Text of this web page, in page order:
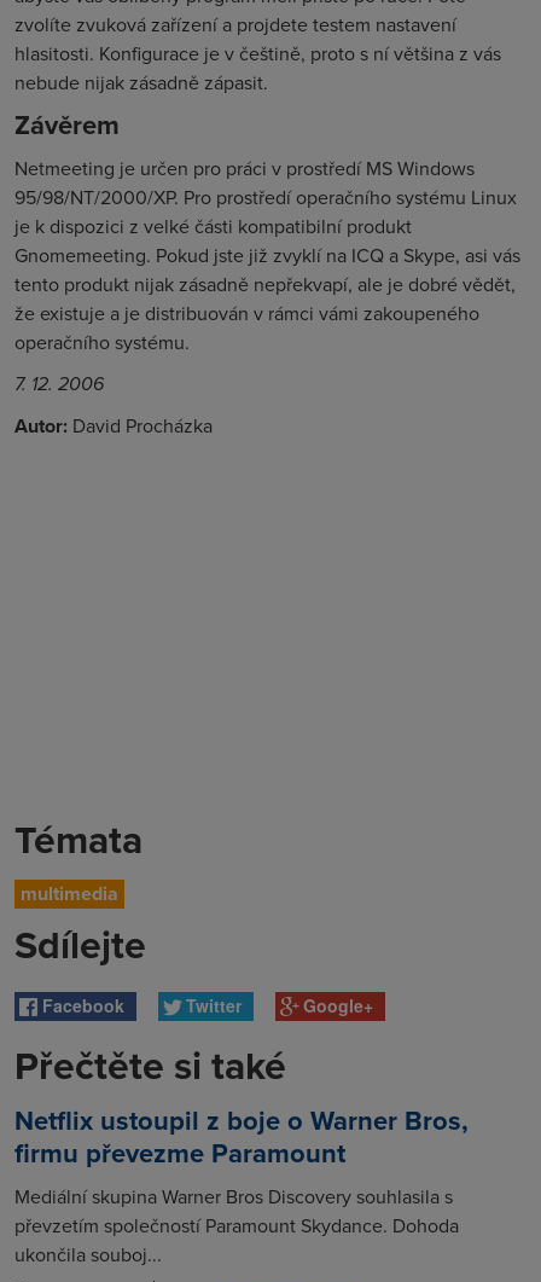
zvolíte zvuková zařízení a projdete testem nastavení
hlasitosti. Konfigurace je v češtině, proto s ní většina z vás
nebude nijak zásadně zápasit.
Závěrem
Netmeeting je určen pro práci v prostředí MS Windows
95/98/NT/2000/XP. Pro prostředí operačního systému Linux
je k dispozici z velké části kompatibilní produkt
Gnomemeeting. Pokud jste již zvyklí na ICQ a Skype, asi vás
tento produkt nijak zásadně nepřekvapí, ale je dobré vědět,
že existuje a je distribuován v rámci vámi zakoupeného
operačního systému.
7. 12. 2006
Autor: David Procházka
Témata
multimedia
Sdílejte
Facebook Twitter Google+
Přečtěte si také
Netflix ustoupil z boje o Warner Bros,
firmu převezme Paramount
Mediální skupina Warner Bros Discovery souhlasila s
převzetím společností Paramount Skydance. Dohoda
ukončila souboj...